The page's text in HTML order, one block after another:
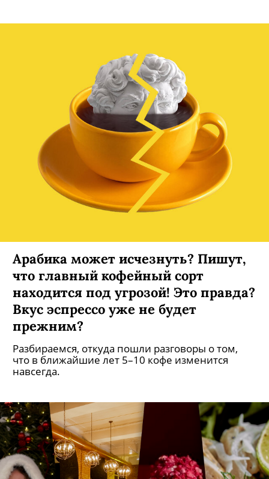
Арабика может исчезнуть? Пишут,
что главный кофейный сорт
находится под угрозой! Это правда?
Вкус эспрессо уже не будет
прежним?
Разбираемся, откуда пошли разговоры о том,
что в ближайшие лет 5–10 кофе изменится
навсегда.